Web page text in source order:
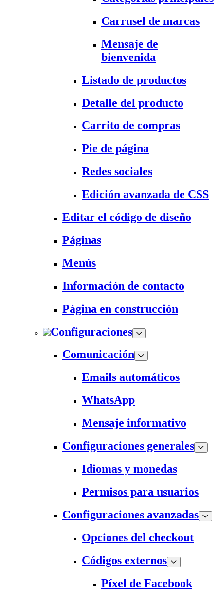
Carrusel de marcas
Mensaje de
bienvenida
Listado de productos
Detalle del producto
Carrito de compras
Pie de página
Redes sociales
Edición avanzada de CSS
Editar el código de diseño
Páginas
Menús
Información de contacto
Página en construcción
Configuraciones
Comunicación
Emails automáticos
WhatsApp
Mensaje informativo
Configuraciones generales
Idiomas y monedas
Permisos para usuarios
Configuraciones avanzadas
Opciones del checkout
Códigos externos
Píxel de Facebook